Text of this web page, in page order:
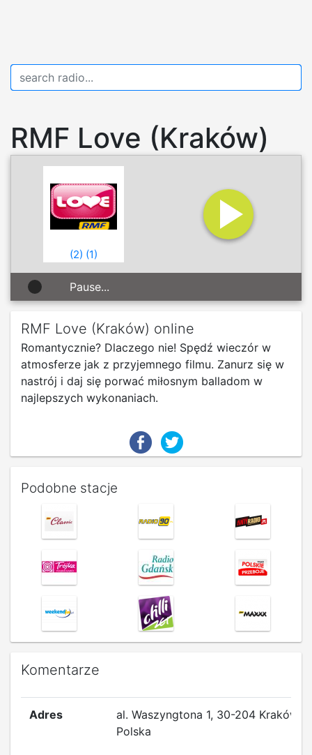
RMF Love (Kraków)
(2) (1)
Pause...
RMF Love (Kraków) online
Romantycznie? Dlaczego nie! Spędź wieczór w
atmosferze jak z przyjemnego filmu. Zanurz się w
nastrój i daj się porwać miłosnym balladom w
najlepszych wykonaniach.
Podobne stacje
Komentarze
Adres
al. Waszyngtona 1, 30-204 Kraków,
Polska